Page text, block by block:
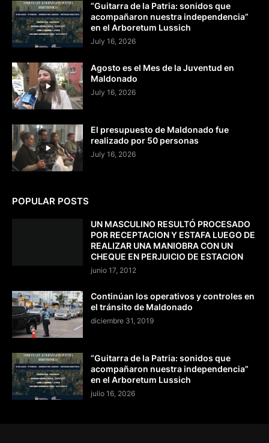
“Guitarra de la Patria: sonidos que
acompañaron nuestra independencia”
en el Arboretum Lussich
July 16, 2026
Agosto es el Mes de la Juventud en
Maldonado
July 16, 2026
El presupuesto de Maldonado fue
realizado por 50 personas
July 16, 2026
POPULAR POSTS
UN MASCULINO RESULTÓ PROCESADO
POR RECEPTACION Y ESTAFA LUEGO DE
REALIZAR UNA MANIOBRA CON UN
CHEQUE EN PERJUICIO DE ESTACION
junio 17, 2012
Continúan los operativos y controles en
el tránsito de Maldonado
diciembre 31, 2019
“Guitarra de la Patria: sonidos que
acompañaron nuestra independencia”
en el Arboretum Lussich
julio 16, 2026